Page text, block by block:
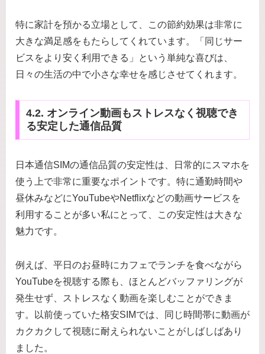
特に家計を預かる立場として、この節約効果は非常に
大きな満足感をもたらしてくれています。「同じサー
ビスをより安く利用できる」という単純な喜びは、
日々の生活の中で小さな幸せを感じさせてくれます。
4.2. オンライン動画もストレスなく視聴でき
る安定した通信品質
日本通信SIMの通信品質の安定性は、日常的にスマホを
使う上で非常に重要なポイントです。特に通勤時間や
昼休みなどにYouTubeやNetflixなどの動画サービスを
利用することが多い私にとって、この安定性は大きな
魅力です。
例えば、平日のお昼時にカフェでランチを食べながら
YouTubeを視聴する際も、ほとんどバッファリングが
発生せず、ストレスなく動画を楽しむことができま
す。以前使っていた格安SIMでは、同じ時間帯に動画が
カクカクして視聴に耐えられないことがしばしばあり
ました。